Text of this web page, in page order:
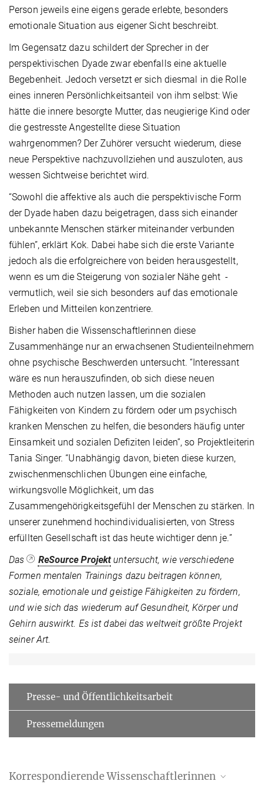
Person jeweils eine eigens gerade erlebte, besonders
emotionale Situation aus eigener Sicht beschreibt.
Im Gegensatz dazu schildert der Sprecher in der
perspektivischen Dyade zwar ebenfalls eine aktuelle
Begebenheit. Jedoch versetzt er sich diesmal in die Rolle
eines inneren Persönlichkeitsanteil von ihm selbst: Wie
hätte die innere besorgte Mutter, das neugierige Kind oder
die gestresste Angestellte diese Situation
wahrgenommen? Der Zuhörer versucht wiederum, diese
neue Perspektive nachzuvollziehen und auszuloten, aus
wessen Sichtweise berichtet wird.
“Sowohl die affektive als auch die perspektivische Form
der Dyade haben dazu beigetragen, dass sich einander
unbekannte Menschen stärker miteinander verbunden
fühlen”, erklärt Kok. Dabei habe sich die erste Variante
jedoch als die erfolgreichere von beiden herausgestellt,
wenn es um die Steigerung von sozialer Nähe geht -
vermutlich, weil sie sich besonders auf das emotionale
Erleben und Mitteilen konzentriere.
Bisher haben die Wissenschaftlerinnen diese
Zusammenhänge nur an erwachsenen Studienteilnehmern
ohne psychische Beschwerden untersucht. “Interessant
wäre es nun herauszufinden, ob sich diese neuen
Methoden auch nutzen lassen, um die sozialen
Fähigkeiten von Kindern zu fördern oder um psychisch
kranken Menschen zu helfen, die besonders häufig unter
Einsamkeit und sozialen Defiziten leiden”, so Projektleiterin
Tania Singer. “Unabhängig davon, bieten diese kurzen,
zwischenmenschlichen Übungen eine einfache,
wirkungsvolle Möglichkeit, um das
Zusammengehörigkeitsgefühl der Menschen zu stärken. In
unserer zunehmend hochindividualisierten, von Stress
erfüllten Gesellschaft ist das heute wichtiger denn je.”
Das
ReSource Projektuntersucht, wie verschiedene
Formen mentalen Trainings dazu beitragen können,
soziale, emotionale und geistige Fähigkeiten zu fördern,
und wie sich das wiederum auf Gesundheit, Körper und
Gehirn auswirkt. Es ist dabei das weltweit größte Projekt
seiner Art.
Presse- und Öffentlichkeitsarbeit
Pressemeldungen
Korrespondierende Wissenschaftlerinnen